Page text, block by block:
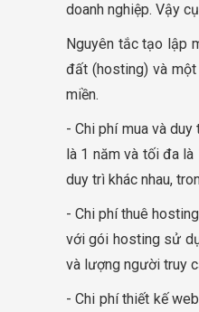
doanh nghiệp. Vậy
Nguyên tắc tạo lập
đất (hosting) và
miền.
- Chi phí mua và
là 1 năm và tối đa là
duy trì khác nhau,
- Chi phí thuê
với gói hosting sử
và lượng người truy
- Chi phí thiết kế